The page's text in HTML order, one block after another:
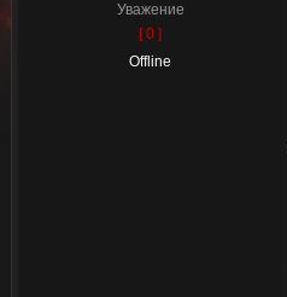
Уважение
[ 0 ]
Offline